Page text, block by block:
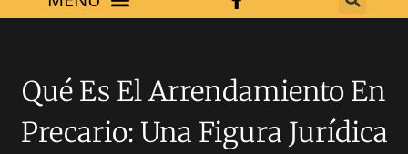
Qué Es El Arrendamiento En
Precario: Una Figura Jurídica